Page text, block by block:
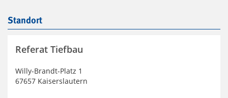
Standort
Referat Tiefbau
Willy-Brandt-Platz 1
67657 Kaiserslautern